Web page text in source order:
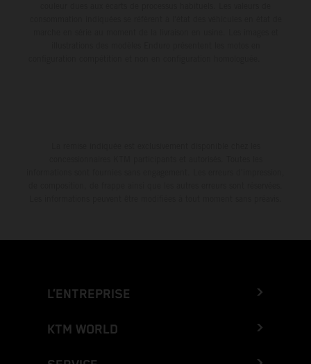
L’ENTREPRISE
KTM WORLD